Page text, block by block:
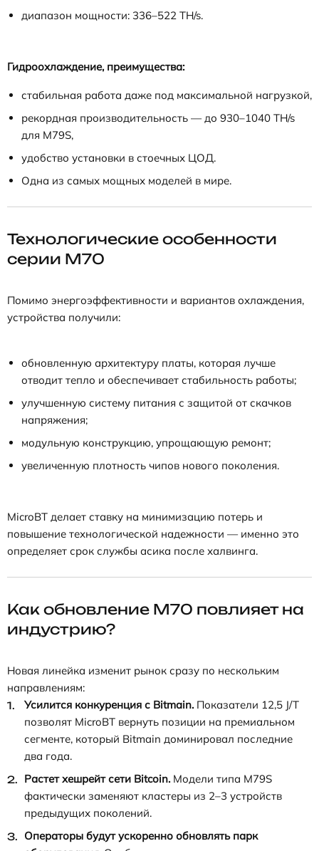
диапазон мощности: 336–522 TH/s.
Гидроохлаждение, преимущества:
стабильная работа даже под максимальной нагрузкой,
рекордная производительность — до 930–1040 TH/s
для M79S,
удобство установки в стоечных ЦОД.
Одна из самых мощных моделей в мире.
Технологические особенности
серии M70
Помимо энергоэффективности и вариантов охлаждения,
устройства получили:
обновленную архитектуру платы, которая лучше
отводит тепло и обеспечивает стабильность работы;
улучшенную систему питания с защитой от скачков
напряжения;
модульную конструкцию, упрощающую ремонт;
увеличенную плотность чипов нового поколения.
MicroBT делает ставку на минимизацию потерь и
повышение технологической надежности — именно это
определяет срок службы асика после халвинга.
Как обновление M70 повлияет на
индустрию?
Новая линейка изменит рынок сразу по нескольким
направлениям:
Усилится конкуренция с Bitmain. Показатели 12,5 J/T
позволят MicroBT вернуть позиции на премиальном
сегменте, который Bitmain доминировал последние
два года.
Растет хешрейт сети Bitcoin. Модели типа M79S
фактически заменяют кластеры из 2–3 устройств
предыдущих поколений.
Операторы будут ускоренно обновлять парк